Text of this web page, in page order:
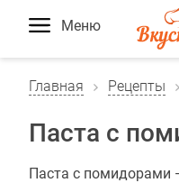
Меню
Главная Рецепты
Паста с
Паста с помидорами